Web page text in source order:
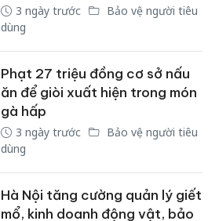
3 ngày trước
Bảo vệ người tiêu
dùng
Phạt 27 triệu đồng cơ sở nấu
ăn để giòi xuất hiện trong món
gà hấp
3 ngày trước
Bảo vệ người tiêu
dùng
Hà Nội tăng cường quản lý giết
mổ, kinh doanh động vật, bảo